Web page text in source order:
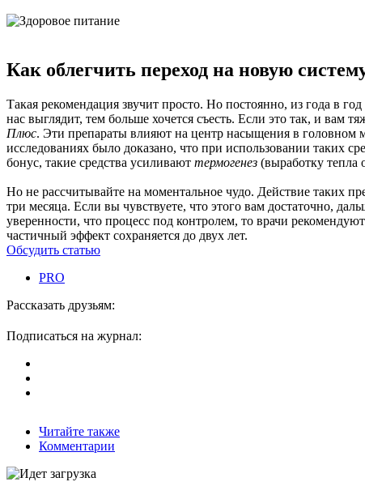
Как облегчить переход на новую
Такая рекомендация звучит просто. Но постоянно, из года в
нас выглядит, тем больше хочется съесть. Если это так, и
Плюс. Эти препараты влияют на центр насыщения в головном
исследованиях было доказано, что при использовании таких
бонус, такие средства усиливают термогенез (выработку тепла
Но не рассчитывайте на моментальное чудо. Действие таких
три месяца. Если вы чувствуете, что этого вам достаточно,
уверенности, что процесс под контролем, то врачи
частичный эффект сохраняется до двух лет.
Обсудить статью
PRO
Рассказать друзьям:
Подписаться на журнал:
Читайте также
Комментарии